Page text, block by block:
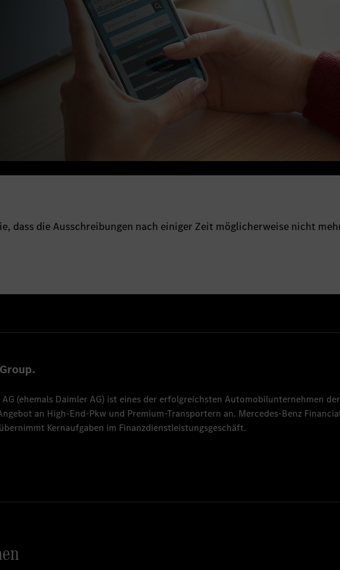
dass die Ausschreibungen nach einiger Zeit möglicherweise nicht
(ehemals Daimler AG) ist eines der erfolgreichsten Automobilunternehmen
an High-End-Pkw und Premium-Transportern an. Mercedes-Benz
Kernaufgaben im Finanzdienstleistungsgeschäft.